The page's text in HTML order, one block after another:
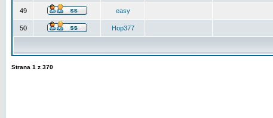
49 easy
50 Hop377
Strana 1 z 370